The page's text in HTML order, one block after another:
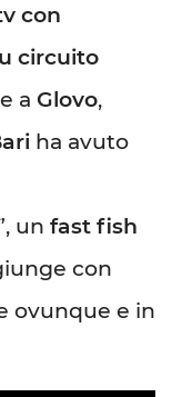
con
circuito
aGlovo,
ha avuto
unfast fish
con
ovunque e in